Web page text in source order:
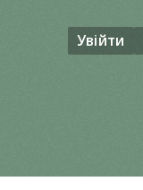
Увійти